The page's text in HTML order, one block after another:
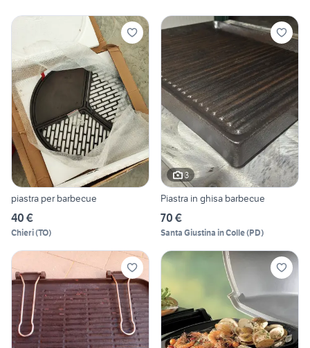
piastra per barbecue
40 €
Chieri(TO)
3
Piastra in ghisa barbecue
70 €
Santa Giustina in Colle(PD)